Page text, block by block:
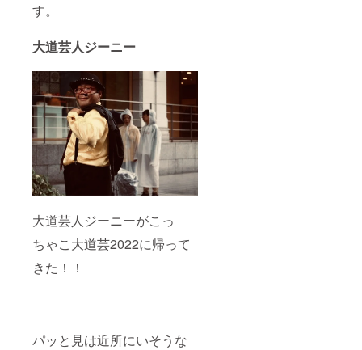
す。
大道芸人ジーニー
大道芸人ジーニーがこっ
ちゃこ大道芸2022に帰って
きた！！
パッと見は近所にいそうな